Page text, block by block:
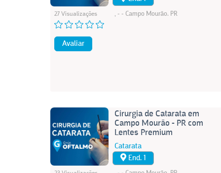
27 Visualizações
Avaliar
, - - Campo Mourão. PR
Cirurgia de Catarata em
Campo Mourão - PR com
Lentes Premium
Catarata
End. 1